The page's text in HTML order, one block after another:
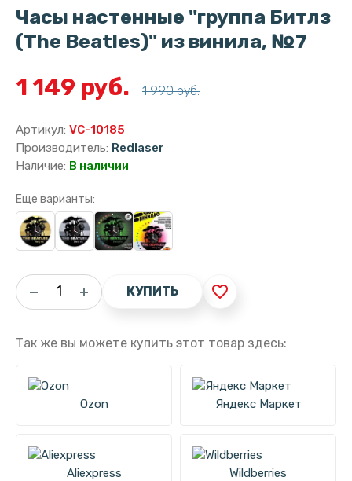
Часы настенные "группа Битлз
(The Beatles)" из винила, №7
1 149 руб. 1 990 руб.
Артикул: VC-10185
Производитель: Redlaser
Наличие: В наличии
Еще варианты:
КУПИТЬ favorite_border
Так же вы можете купить этот товар здесь:
Ozon Яндекс Маркет
Aliexpress Wildberries